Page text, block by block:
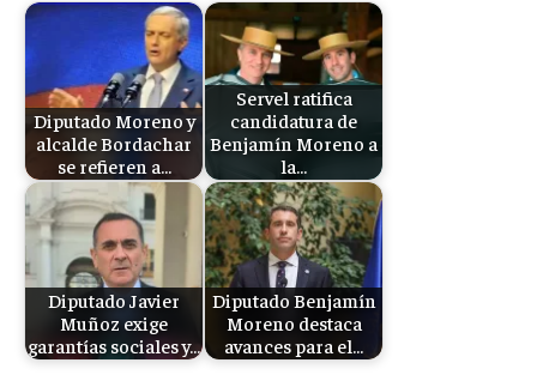
Diputado Moreno y
alcalde Bordachar
se refieren a…
Servel ratifica
candidatura de
Benjamín Moreno a
la…
Diputado Javier
Muñoz exige
garantías sociales y…
Diputado Benjamín
Moreno destaca
avances para el…